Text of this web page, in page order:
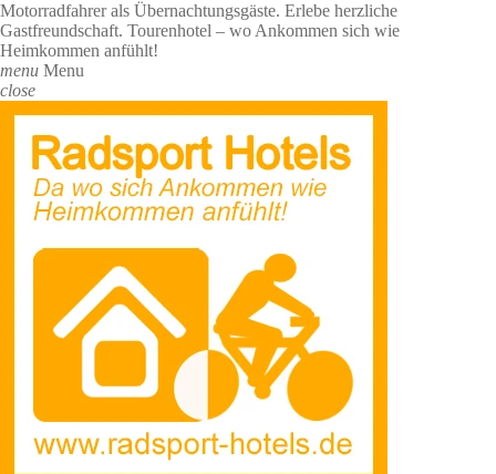
Motorradfahrer als Übernachtungsgäste. Erlebe herzliche
Gastfreundschaft. Tourenhotel – wo Ankommen sich wie
Heimkommen anfühlt!
menu Menu
close